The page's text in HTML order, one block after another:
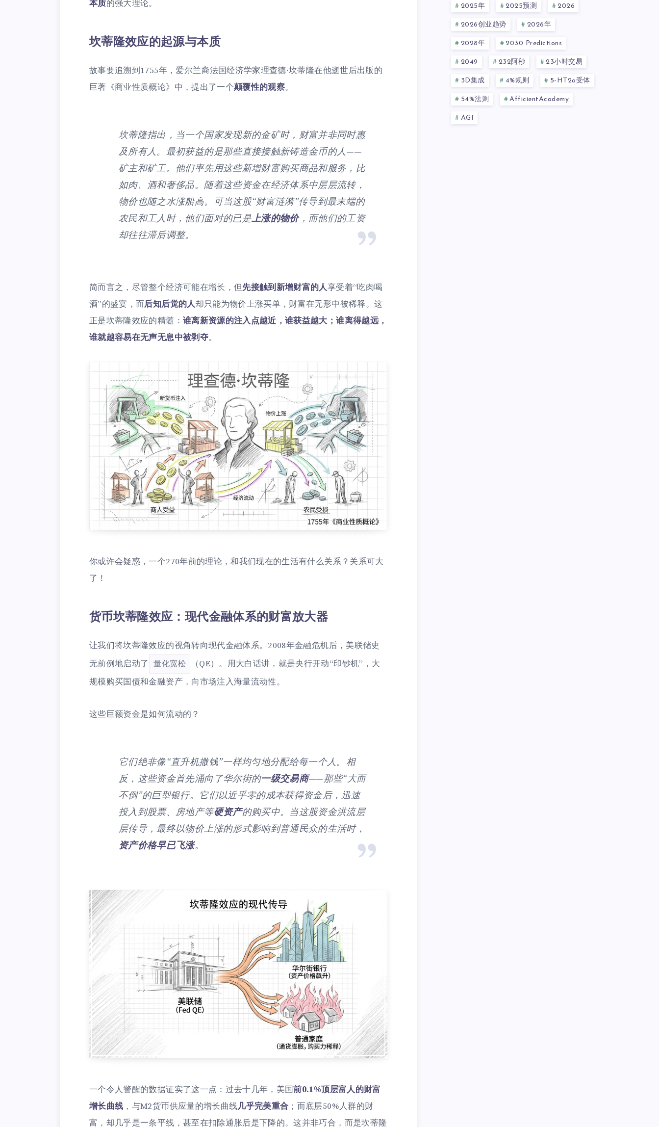
本质的强大理论。
坎蒂隆效应的起源与本质
故事要追溯到1755年，爱尔兰裔法国经济学家理查德·坎蒂隆在他逝世后出版的
巨著《商业性质概论》中，提出了一个颠覆性的观察。
坎蒂隆指出，当一个国家发现新的金矿时，财富并非同时惠
及所有人。最初获益的是那些直接接触新铸造金币的人——
矿主和矿工。他们率先用这些新增财富购买商品和服务，比
如肉、酒和奢侈品。随着这些资金在经济体系中层层流转，
物价也随之水涨船高。可当这股“财富涟漪”传导到最末端的
农民和工人时，他们面对的已是上涨的物价，而他们的工资
却往往滞后调整。
简而言之，尽管整个经济可能在增长，但先接触到新增财富的人享受着“吃肉喝
酒”的盛宴，而后知后觉的人却只能为物价上涨买单，财富在无形中被稀释。这
正是坎蒂隆效应的精髓： 谁离新资源的注入点越近，谁获益越大；谁离得越远，
谁就越容易在无声无息中被剥夺。
你或许会疑惑，一个270年前的理论，和我们现在的生活有什么关系？关系可大
了！
货币坎蒂隆效应：现代金融体系的财富放大器
让我们将坎蒂隆效应的视角转向现代金融体系。2008年金融危机后，美联储史
无前例地启动了
量化宽松
（QE）。用大白话讲，就是央行开动“印钞机”，大
规模购买国债和金融资产，向市场注入海量流动性。
这些巨额资金是如何流动的？
它们绝非像“直升机撒钱”一样均匀地分配给每一个人。相
反，这些资金首先涌向了华尔街的一级交易商——那些“大而
不倒”的巨型银行。它们以近乎零的成本获得资金后，迅速
投入到股票、房地产等硬资产的购买中。当这股资金洪流层
层传导，最终以物价上涨的形式影响到普通民众的生活时，
资产价格早已飞涨。
一个令人警醒的数据证实了这一点：过去十几年，美国前0.1%顶层富人的财富
增长曲线 ，与M2货币供应量的增长曲线几乎完美重合 ；而底层50%人群的财
富，却几乎是一条平线，甚至在扣除通胀后是下降的。这并非巧合，而是坎蒂隆
2025年 2025预测 2026
2026创业趋势 2026年
2028年 2030 Predictions
2049 232阿秒 23小时交易
3D集成 4%规则 5-HT2a受体
54%法则 AfficientAcademy
AGI